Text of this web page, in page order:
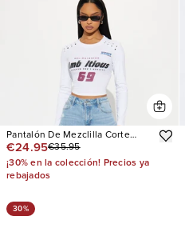
Pantalón De Mezclilla Corte
Recto 90s Classic Vintage
€24.95€35.95
¡30% en la colección! Precios ya
rebajados
30%